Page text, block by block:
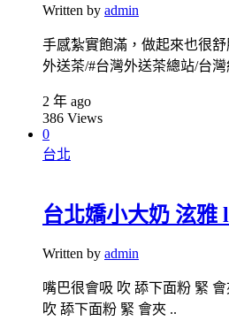
Written by admin
手感紮實飽滿，做起來也很
外送茶/#台灣外送茶總站/台灣
2 年 ago
386 Views
0
台北
台北嬌小大奶 泫雅
Written by admin
嘴巴很會吸 吹 舔下面粉 緊
吹 舔下面粉 緊 會夾 ..